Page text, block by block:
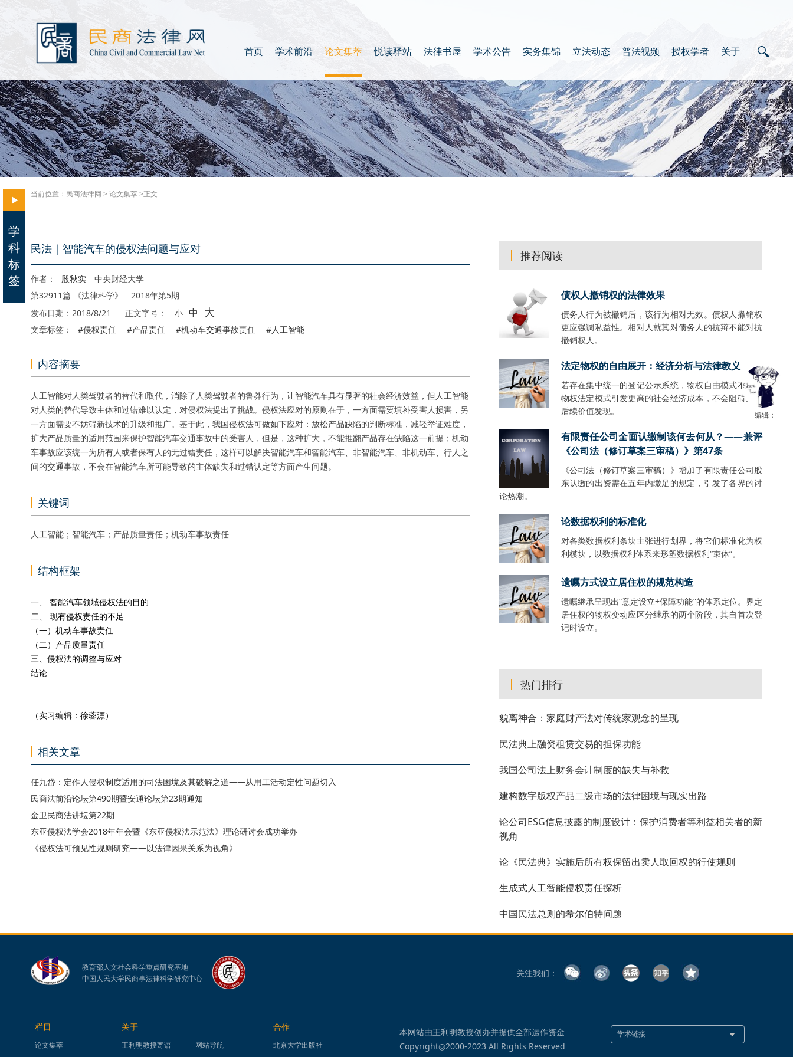
首页 学术前沿 论文集萃 悦读驿站 法律书屋 学术公告 实务集锦 立法动态 普法视频 授权学者 关于
当前位置： 民商法律网 > 论文集萃>正文
民法｜智能汽车的侵权法问题与应对
作者： 殷秋实 中央财经大学
第32911篇 《法律科学》 2018年第5期
发布日期：2018/8/21
正文字号： 小 中 大
文章标签： #侵权责任 #产品责任 #机动车交通事故责任 #人工智能
内容摘要
人工智能对人类驾驶者的替代和取代，消除了人类驾驶者的鲁莽行为，让智能汽车具有显著的社会经济效益，但人工智能
对人类的替代导致主体和过错难以认定，对侵权法提出了挑战。侵权法应对的原则在于，一方面需要填补受害人损害，另
一方面需要不妨碍新技术的升级和推广。基于此，我国侵权法可做如下应对：放松产品缺陷的判断标准，减轻举证难度，
扩大产品质量的适用范围来保护智能汽车交通事故中的受害人，但是，这种扩大，不能推翻产品存在缺陷这一前提；机动
车事故应该统一为所有人或者保有人的无过错责任，这样可以解决智能汽车和智能汽车、非智能汽车、非机动车、行人之
间的交通事故，不会在智能汽车所可能导致的主体缺失和过错认定等方面产生问题。
关键词
人工智能；智能汽车；产品质量责任；机动车事故责任
结构框架
一、 智能汽车领域侵权法的目的
二、 现有侵权责任的不足
（一）机动车事故责任
（二）产品质量责任
三、侵权法的调整与应对
结论
（实习编辑：徐蓉漂）
相关文章
任九岱：定作人侵权制度适用的司法困境及其破解之道——从用工活动定性问题切入
民商法前沿论坛第490期暨安通论坛第23期通知
金卫民商法讲坛第22期
东亚侵权法学会2018年年会暨《东亚侵权法示范法》理论研讨会成功举办
《侵权法可预见性规则研究——以法律因果关系为视角》
推荐阅读
债权人撤销权的法律效果
债务人行为被撤销后，该行为相对无效。债权人撤销权
更应强调私益性。相对人就其对债务人的抗辩不能对抗
撤销权人。
法定物权的自由展开：经济分析与法律教义
若存在集中统一的登记公示系统，物权自由模式不会比
物权法定模式引发更高的社会经济成本，不会阻碍财产
后续价值发现。
有限责任公司全面认缴制该何去何从？——兼评
《公司法（修订草案三审稿）》第47条
《公司法（修订草案三审稿）》增加了有限责任公司股
东认缴的出资需在五年内缴足的规定，引发了各界的讨
论热潮。
论数据权利的标准化
对各类数据权利条块主张进行划界，将它们标准化为权
利模块，以数据权利体系来形塑数据权利“束体”。
遗嘱方式设立居住权的规范构造
遗嘱继承呈现出“意定设立+保障功能”的体系定位。界定
居住权的物权变动应区分继承的两个阶段，其自首次登
记时设立。
热门排行
貌离神合：家庭财产法对传统家观念的呈现
民法典上融资租赁交易的担保功能
我国公司法上财务会计制度的缺失与补救
建构数字版权产品二级市场的法律困境与现实出路
论公司ESG信息披露的制度设计：保护消费者等利益相关者的新
视角
论《民法典》实施后所有权保留出卖人取回权的行使规则
生成式人工智能侵权责任探析
中国民法总则的希尔伯特问题
编辑：
教育部人文社会科学重点研究基地
中国人民大学民商事法律科学研究中心
栏目
论文集萃
关于
王利明教授寄语 网站导航
合作
北京大学出版社
关注我们：
本网站由王利明教授创办并提供全部运作资金
Copyright◎2000-2023 All Rights Reserved
学
科
标
签